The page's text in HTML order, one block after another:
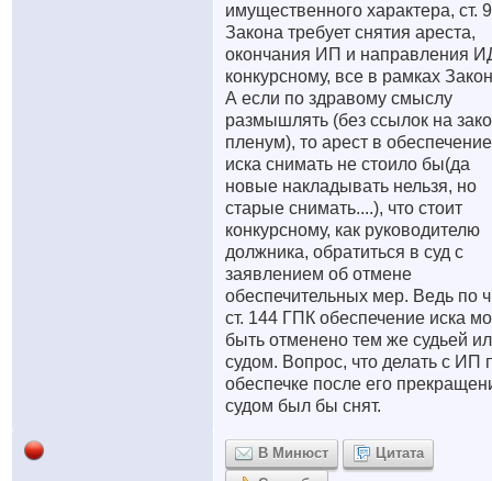
имущественного характера, ст.
Закона требует снятия ареста,
окончания ИП и направления
конкурсному, все в рамках
А если по здравому смыслу
размышлять (без ссылок на
пленум), то арест в обеспечение
иска снимать не стоило бы(да
новые накладывать нельзя, но
старые снимать....), что стоит
конкурсному, как руководителю
должника, обратиться в суд с
заявлением об отмене
обеспечительных мер. Ведь по
ст. 144 ГПК обеспечение иска
быть отменено тем же судьей
судом. Вопрос, что делать с ИП
обеспечке после его
судом был бы снят.
В Минюст
Цитата